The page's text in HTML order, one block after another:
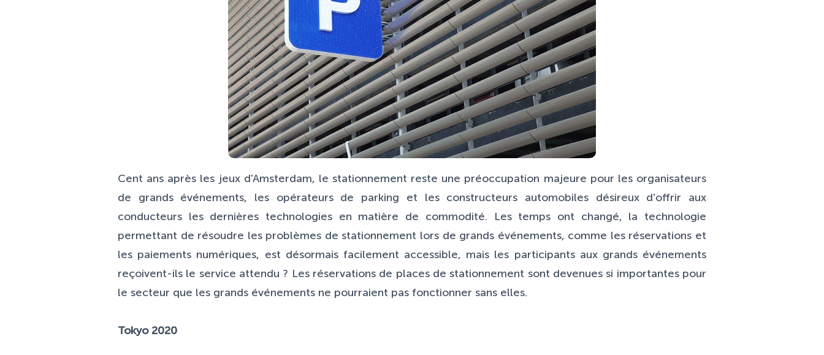
Cent ans après les jeux d'Amsterdam, le stationnement reste une préoccupation majeure pour les organisateurs
de grands événements, les opérateurs de parking et les constructeurs automobiles désireux d'offrir aux
conducteurs les dernières technologies en matière de commodité. Les temps ont changé, la technologie
permettant de résoudre les problèmes de stationnement lors de grands événements, comme les réservations et
les paiements numériques, est désormais facilement accessible, mais les participants aux grands événements
reçoivent-ils le service attendu ? Les réservations de places de stationnement sont devenues si importantes pour
le secteur que les grands événements ne pourraient pas fonctionner sans elles.
Tokyo 2020